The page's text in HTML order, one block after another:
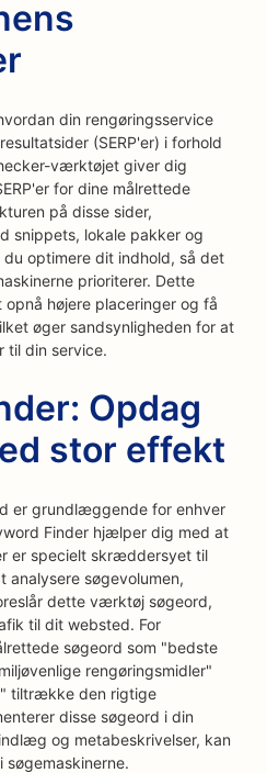
din rengøringsservice
(SERP'er) i forhold
værktøjet giver dig
for dine målrettede
på disse sider,
snippets, lokale pakker og
du optimere dit indhold, så det
prioriterer. Dette
højere placeringer og få
øger sandsynligheden for at
til din service.
Opdag
stor effekt
er grundlæggende for enhver
Finder hjælper dig med at
er specielt skræddersyet til
analysere søgevolumen,
dette værktøj søgeord,
til dit websted. For
søgeord som "bedste
rengøringsmidler"
tiltrække den rigtige
disse søgeord i din
og metabeskrivelser, kan